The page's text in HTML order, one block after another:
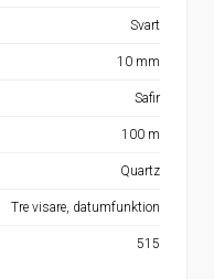
Svart
10 mm
Safir
100 m
Quartz
Tre visare, datumfunktion
515